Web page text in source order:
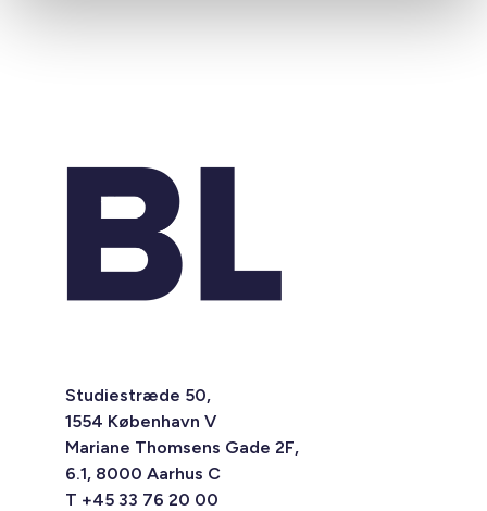
Studiestræde 50,
1554 København V
Mariane Thomsens Gade 2F,
6.1, 8000 Aarhus C
T +45 33 76 20 00